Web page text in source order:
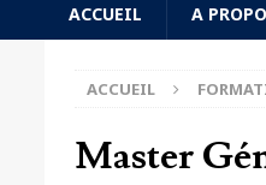
ACCUEIL A
ACCUEIL
Master